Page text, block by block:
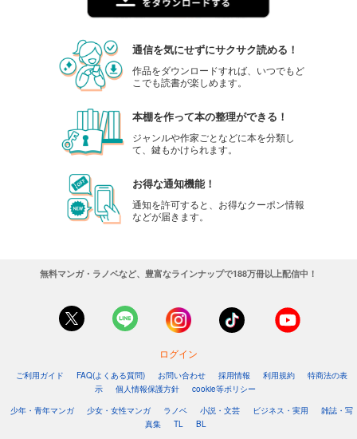
通信を気にせずにサクサク読める！
作品をダウンロードすれば、いつでもど
こでも読書が楽しめます。
本棚を作って本の整理ができる！
ジャンルや作家ごとなどに本を分類し
て、鍵もかけられます。
お得な通知機能！
通知を許可すると、お得なクーポン情報
などが届きます。
無料マンガ・ラノベなど、豊富なラインナップで188万冊以上配信中！
ログイン
ご利用ガイド FAQ(よくある質問) お問い合わせ 採用情報 利用規約
特商法の表
示
個人情報保護方針
cookie等ポリシー
少年・青年マンガ
少女・女性マンガ ラノベ 小説・文芸 ビジネス・実用
雑誌・写
真集
TL BL